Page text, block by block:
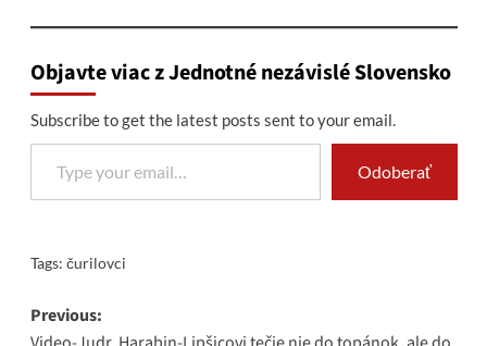
Objavte viac z Jednotné nezávislé Slovensko
Subscribe to get the latest posts sent to your email.
Type your email…
Odoberať
Tags: čurilovci
Post
Previous: